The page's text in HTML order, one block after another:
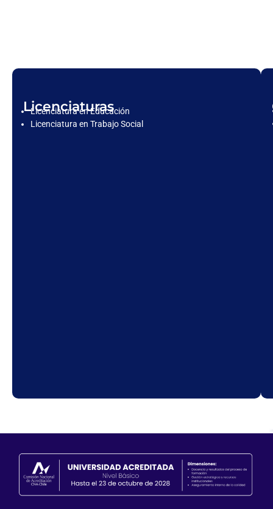
Licenciaturas
Licenciatura en Educación
Licenciatura en Trabajo Social